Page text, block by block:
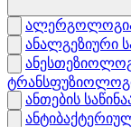
ანალგეზიური
ანთების